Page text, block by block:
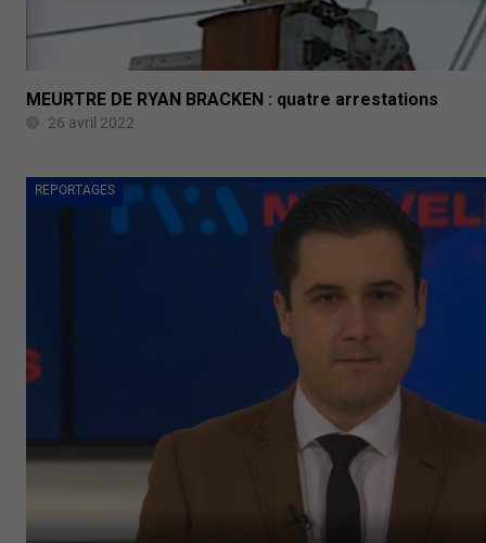
MEURTRE DE RYAN BRACKEN : quatre arrestations
26 avril 2022
REPORTAGES